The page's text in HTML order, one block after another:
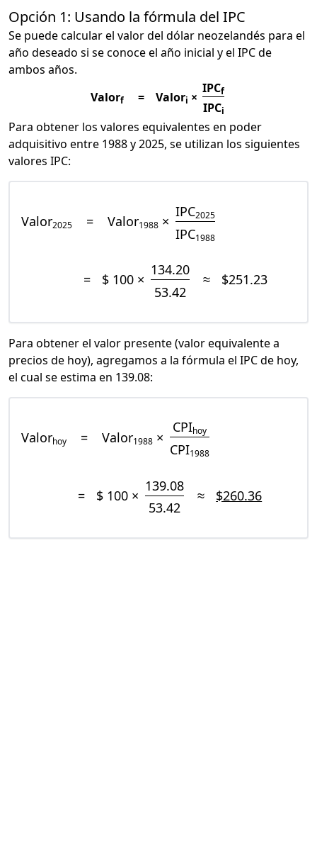
Opción 1: Usando la fórmula del IPC
Se puede calcular el valor del dólar neozelandés para el
año deseado si se conoce el año inicial y el IPC de
ambos años.
Valorf = Valori ×
IPCf
IPCi
Para obtener los valores equivalentes en poder
adquisitivo entre 1988 y 2025, se utilizan los siguientes
valores IPC:
Valor2025 = Valor1988 ×
IPC2025
IPC1988
= $ 100 ×
134.20
53.42
≈ $251.23
Para obtener el valor presente (valor equivalente a
precios de hoy), agregamos a la fórmula el IPC de hoy,
el cual se estima en 139.08:
Valorhoy = Valor1988 ×
CPIhoy
CPI1988
= $ 100 ×
139.08
53.42
≈ $260.36